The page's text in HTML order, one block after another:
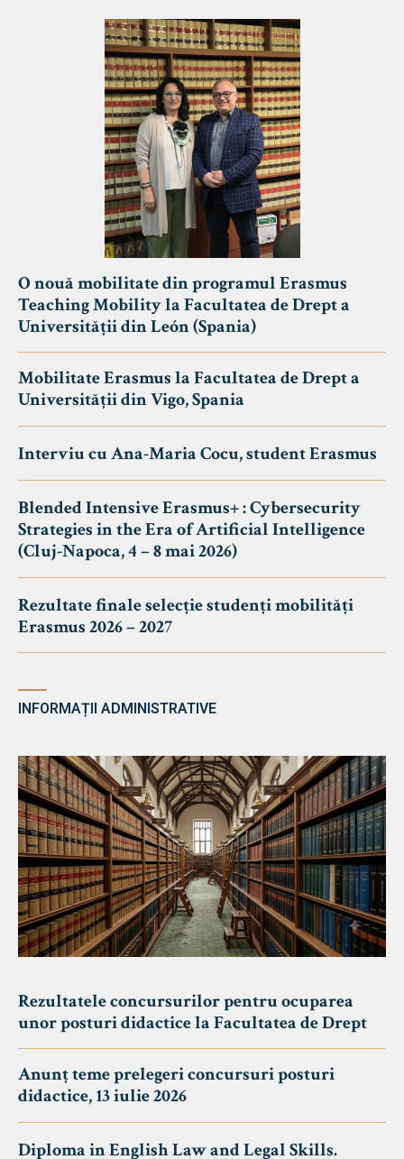
O nouă mobilitate din programul Erasmus
Teaching Mobility la Facultatea de Drept a
Universității din León (Spania)
Mobilitate Erasmus la Facultatea de Drept a
Universității din Vigo, Spania
Interviu cu Ana-Maria Cocu, student Erasmus
Blended Intensive Erasmus+ : Cybersecurity
Strategies in the Era of Artificial Intelligence
(Cluj-Napoca, 4 – 8 mai 2026)
Rezultate finale selecție studenți mobilități
Erasmus 2026 – 2027
INFORMAȚII ADMINISTRATIVE
Rezultatele concursurilor pentru ocuparea
unor posturi didactice la Facultatea de Drept
Anunț teme prelegeri concursuri posturi
didactice, 13 iulie 2026
Diploma in English Law and Legal Skills.